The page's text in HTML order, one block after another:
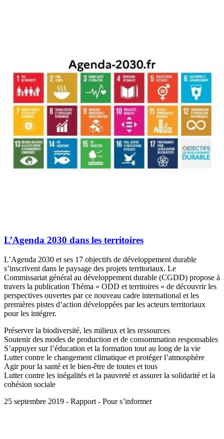
L’Agenda 2030 dans les territoires
L’Agenda 2030 et ses 17 objectifs de développement durable
s’inscrivent dans le paysage des projets territoriaux. Le
Commissariat général au développement durable (CGDD) propose à
travers la publication Théma « ODD et territoires » de découvrir les
perspectives ouvertes par ce nouveau cadre international et les
premières pistes d’action développées par les acteurs territoriaux
pour les intégrer.
Préserver la biodiversité, les milieux et les ressources
Soutenir des modes de production et de consommation responsables
S’appuyer sur l’éducation et la formation tout au long de la vie
Lutter contre le changement climatique et protéger l’atmosphère
Agir pour la santé et le bien-être de toutes et tous
Lutter contre les inégalités et la pauvreté et assurer la solidarité et la
cohésion sociale
25 septembre 2019 - Rapport - Pour s’informer